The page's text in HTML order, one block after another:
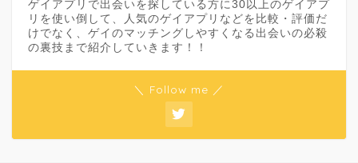
ゲイアプリで出会いを探している方に30以上のゲイアプ
リを使い倒して、人気のゲイアプリなどを比較・評価だ
けでなく、ゲイのマッチングしやすくなる出会いの必殺
の裏技まで紹介していきます！！
＼ Follow me ／